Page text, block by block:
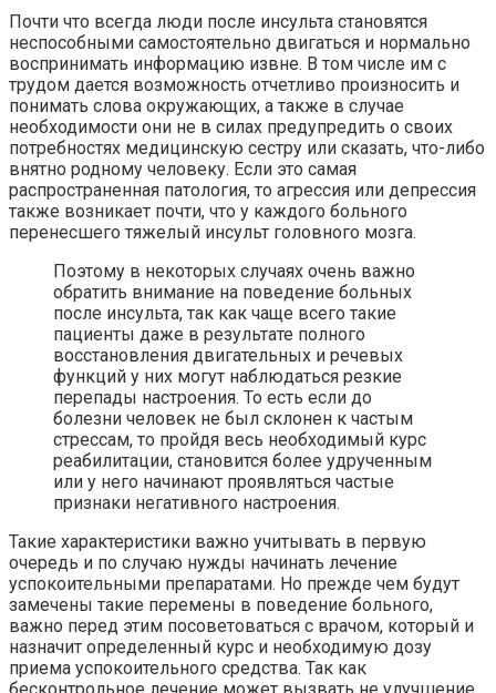
Почти что всегда люди после инсульта становятся
неспособными самостоятельно двигаться и нормально
воспринимать информацию извне. В том числе им с
трудом дается возможность отчетливо произносить и
понимать слова окружающих, а также в случае
необходимости они не в силах предупредить о своих
потребностях медицинскую сестру или сказать, что-либо
внятно родному человеку. Если это самая
распространенная патология, то агрессия или депрессия
также возникает почти, что у каждого больного
перенесшего тяжелый инсульт головного мозга.
Поэтому в некоторых случаях очень важно
обратить внимание на поведение больных
после инсульта, так как чаще всего такие
пациенты даже в результате полного
восстановления двигательных и речевых
функций у них могут наблюдаться резкие
перепады настроения. То есть если до
болезни человек не был склонен к частым
стрессам, то пройдя весь необходимый курс
реабилитации, становится более удрученным
или у него начинают проявляться частые
признаки негативного настроения.
Такие характеристики важно учитывать в первую
очередь и по случаю нужды начинать лечение
успокоительными препаратами. Но прежде чем будут
замечены такие перемены в поведение больного,
важно перед этим посоветоваться с врачом, который и
назначит определенный курс и необходимую дозу
приема успокоительного средства. Так как